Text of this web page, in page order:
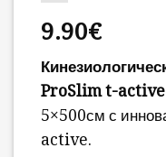
9.90€
ProSlim t-active
5×500см с
active.